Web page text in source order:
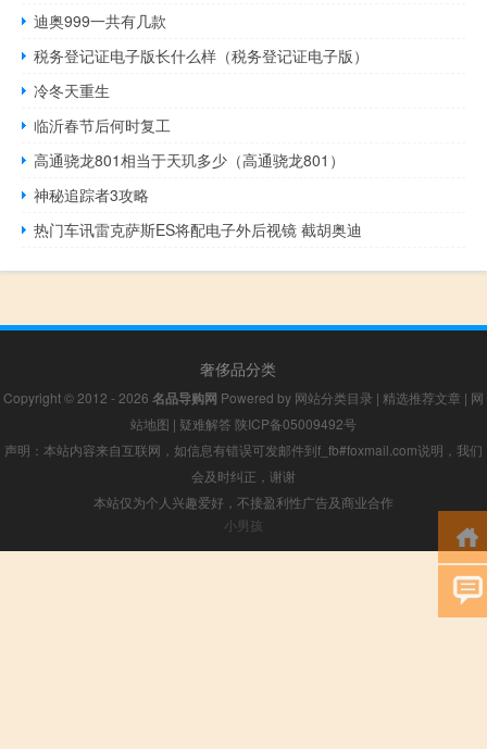
迪奥999一共有几款
税务登记证电子版长什么样（税务登记证电子版）
冷冬天重生
临沂春节后何时复工
高通骁龙801相当于天玑多少（高通骁龙801）
神秘追踪者3攻略
热门车讯雷克萨斯ES将配电子外后视镜 截胡奥迪
奢侈品分类
Copyright © 2012 - 2026 名品导购网 Powered by 网站分类目录 | 精选推荐文章 | 网
站地图 | 疑难解答 陕ICP备05009492号
声明：本站内容来自互联网，如信息有错误可发邮件到f_fb#foxmail.com说明，我们
会及时纠正，谢谢
本站仅为个人兴趣爱好，不接盈利性广告及商业合作
小男孩